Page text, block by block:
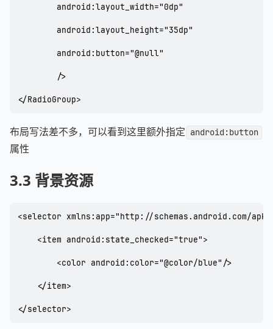
        android:layout_width="0dp"
        android:layout_height="35dp"
        android:button="@null"
        />
</RadioGroup>
布局写法差不多，可以看到这里额外指定 android:button
属性
3.3 背景资源
<selector xmlns:app="http://schemas.android.com/
    <item android:state_checked="true">
        <color android:color="@color/blue"/>
    </item>
</selector>